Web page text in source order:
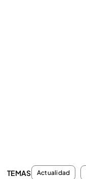
TEMAS Actualidad